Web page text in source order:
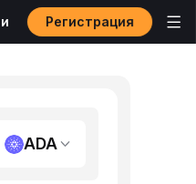
Регистрация
ADA